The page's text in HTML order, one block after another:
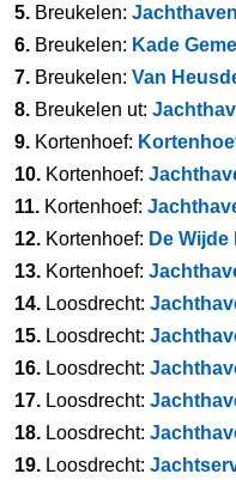
5. Breukelen:
6. Breukelen: Kade
7. Breukelen: Van
8. Breukelen ut:
9. Kortenhoef:
10. Kortenhoef:
11. Kortenhoef:
12. Kortenhoef: De
13. Kortenhoef:
14. Loosdrecht:
15. Loosdrecht:
16. Loosdrecht:
17. Loosdrecht:
18. Loosdrecht:
19. Loosdrecht: